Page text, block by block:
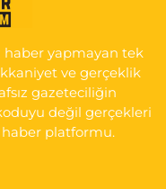
A HAVA HASTANESİ
MERKEZİ KARŞISI
haber yapmayan tek
ve gerçeklik
gazeteciliğin
değil gerçekleri
platformu.